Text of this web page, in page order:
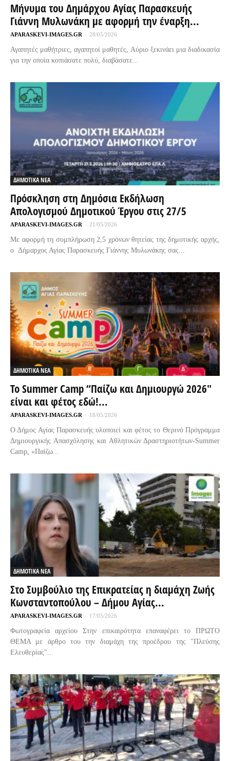
Μήνυμα του Δημάρχου Αγίας Παρασκευής
Γιάννη Μυλωνάκη με αφορμή την έναρξη...
APARASKEVI-IMAGES.GR - 28/05/2026
Αγαπητές μαθήτριες, αγαπητοί μαθητές, Αύριο ξεκινάει μια διαδικασία
για την οποία κοπιάσατε πολύ, διαβάσατε...
ΔΗΜΟΤΙΚΑ ΝΕΑ
Πρόσκληση στη Δημόσια Εκδήλωση
Απολογισμού Δημοτικού Έργου στις 27/5
APARASKEVI-IMAGES.GR - 21/05/2026
Με αφορμή τη συμπλήρωση 2,5 χρόνων θητείας της δημοτικής αρχής,
ο Δήμαρχος Αγίας Παρασκευής Γιάννης Μυλωνάκης σας...
ΔΗΜΟΤΙΚΑ ΝΕΑ
Το Summer Camp “Παίζω και Δημιουργώ 2026″
είναι και φέτος εδώ!...
APARASKEVI-IMAGES.GR - 18/05/2026
Ο Δήμος Αγίας Παρασκευής υλοποιεί και φέτος το Θερινό Πρόγραμμα
Δημιουργικής Απασχόλησης και Αθλητικών Δραστηριοτήτων-Summer
Camp, «Παίζω...
ΔΗΜΟΤΙΚΑ ΝΕΑ
Στο Συμβούλιο της Επικρατείας η διαμάχη Ζωής
Κωνσταντοπούλου – Δήμου Αγίας...
APARASKEVI-IMAGES.GR - 17/05/2026
Φωτογραφεία αρχείου Στην επικαιρότητα επαναφέρει το ΠΡΩΤΟ
ΘΕΜΑ με άρθρο του την διαμάχη της προέδρου της "Πλεύσης
Ελευθερίας"...